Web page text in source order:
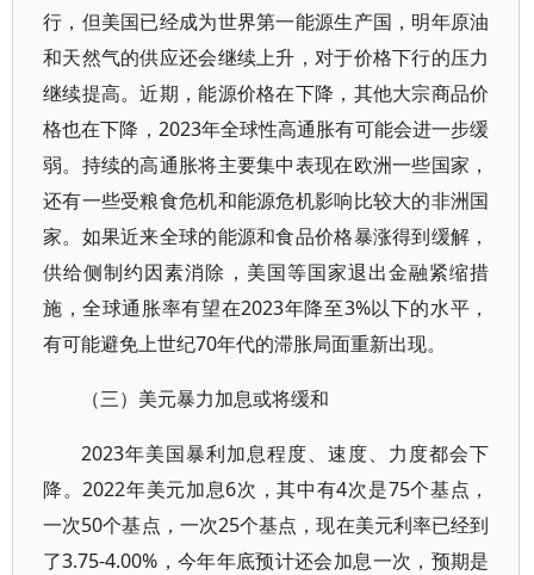
行，但美国已经成为世界第一能源生产国，明年原油
和天然气的供应还会继续上升，对于价格下行的压力
继续提高。近期，能源价格在下降，其他大宗商品价
格也在下降，2023年全球性高通胀有可能会进一步缓
弱。持续的高通胀将主要集中表现在欧洲一些国家，
还有一些受粮食危机和能源危机影响比较大的非洲国
家。如果近来全球的能源和食品价格暴涨得到缓解，
供给侧制约因素消除，美国等国家退出金融紧缩措
施，全球通胀率有望在2023年降至3%以下的水平，
有可能避免上世纪70年代的滞胀局面重新出现。
（三）美元暴力加息或将缓和
2023年美国暴利加息程度、速度、力度都会下
降。2022年美元加息6次，其中有4次是75个基点，
一次50个基点，一次25个基点，现在美元利率已经到
了3.75-4.00%，今年年底预计还会加息一次，预期是